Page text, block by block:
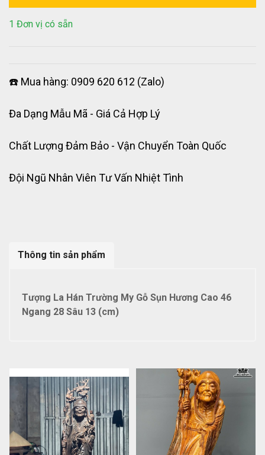
1 Đơn vị có sẵn
☎️ Mua hàng: 0909 620 612 (Zalo)
Đa Dạng Mẫu Mã - Giá Cả Hợp Lý
Chất Lượng Đảm Bảo - Vận Chuyển Toàn Quốc
Đội Ngũ Nhân Viên Tư Vấn Nhiệt Tình
Thông tin sản phẩm
Tượng La Hán Trường My Gỗ Sụn Hương Cao 46
Ngang 28 Sâu 13 (cm)